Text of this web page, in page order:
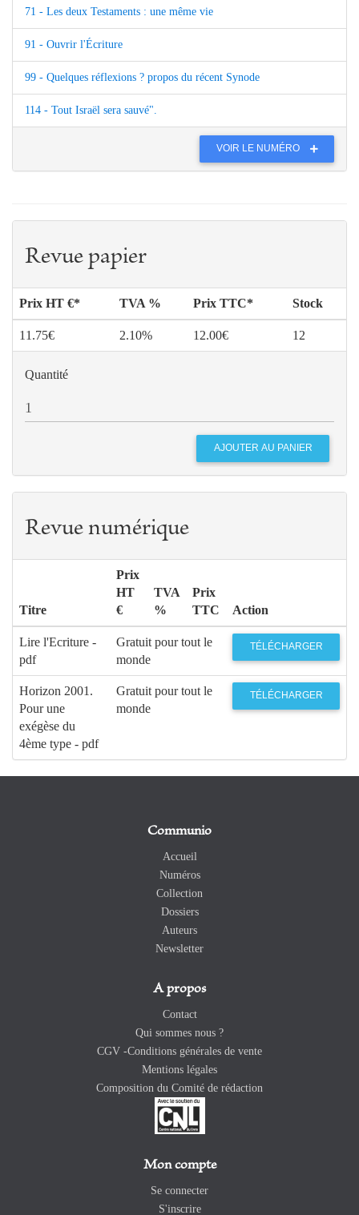
71 - Les deux Testaments : une même vie
91 - Ouvrir l'Écriture
99 - Quelques réflexions ? propos du récent Synode
114 - Tout Israël sera sauvé".
VOIR LE NUMÉRO
Revue papier
Prix HT €* TVA % Prix TTC* Stock
11.75€ 2.10% 12.00€ 12
Quantité
Revue numérique
Titre
Prix
HT
€
TVA
%
Prix
TTC
Action
Lire l'Ecriture -
pdf
Gratuit pour tout le
monde
TÉLÉCHARGER
Horizon 2001.
Pour une
exégèse du
4ème type - pdf
Gratuit pour tout le
monde
TÉLÉCHARGER
Communio
Accueil
Numéros
Collection
Dossiers
Auteurs
Newsletter
A propos
Contact
Qui sommes nous ?
CGV -Conditions générales de vente
Mentions légales
Composition du Comité de rédaction
Mon compte
Se connecter
S'inscrire